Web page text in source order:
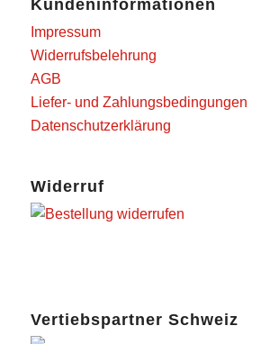
Kundeninformationen
Impressum
Widerrufsbelehrung
AGB
Liefer- und Zahlungsbedingungen
Datenschutzerklärung
Widerruf
Vertiebspartner Schweiz